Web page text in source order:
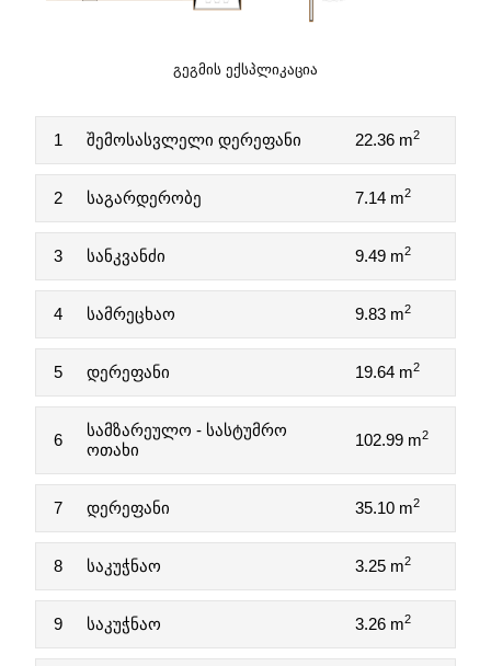
ᲒᲔᲒᲛᲘᲡ ᲔᲥᲡᲞᲚᲘᲙᲐᲪᲘᲐ
1 შემოსასვლელი დერეფანი 22.36 m2
2 საგარდერობე 7.14 m2
3 სანკვანძი 9.49 m2
4 სამრეცხაო 9.83 m2
5 დერეფანი 19.64 m2
6
სამზარეულო - სასტუმრო
ოთახი
102.99 m2
7 დერეფანი 35.10 m2
8 საკუჭნაო 3.25 m2
9 საკუჭნაო 3.26 m2